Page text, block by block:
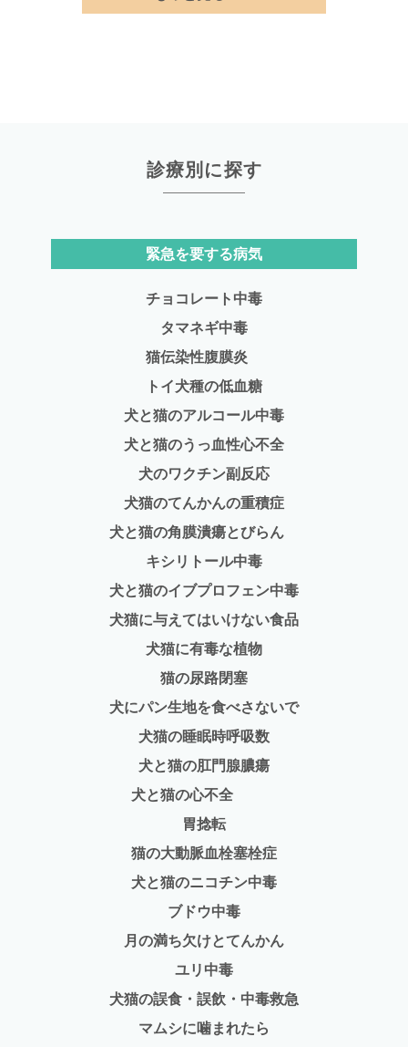
診療別に探す
緊急を要する病気
チョコレート中毒
タマネギ中毒
猫伝染性腹膜炎
トイ犬種の低血糖
犬と猫のアルコール中毒
犬と猫のうっ血性心不全
犬のワクチン副反応
犬猫のてんかんの重積症
犬と猫の角膜潰瘍とびらん
キシリトール中毒
犬と猫のイブプロフェン中毒
犬猫に与えてはいけない食品
犬猫に有毒な植物
猫の尿路閉塞
犬にパン生地を食べさないで
犬猫の睡眠時呼吸数
犬と猫の肛門腺膿瘍
犬と猫の心不全
胃捻転
猫の大動脈血栓塞栓症
犬と猫のニコチン中毒
ブドウ中毒
月の満ち欠けとてんかん
ユリ中毒
犬猫の誤食・誤飲・中毒救急
マムシに噛まれたら